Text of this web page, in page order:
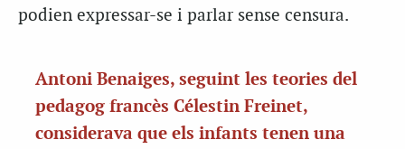
podien expressar-se i parlar sense censura.
Antoni Benaiges, seguint les teories del
pedagog francès Célestin Freinet,
considerava que els infants tenen una